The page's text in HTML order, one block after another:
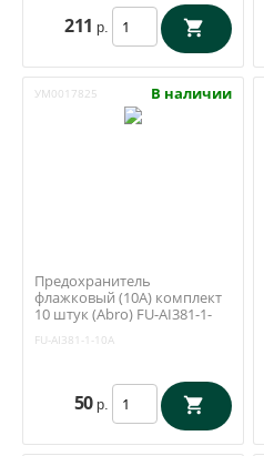
211 р.
УМ0017825 В наличии
Предохранитель
флажковый (10А) комплект
10 штук (Abro) FU-AI381-1-
FU-AI381-1-10A
50 р.